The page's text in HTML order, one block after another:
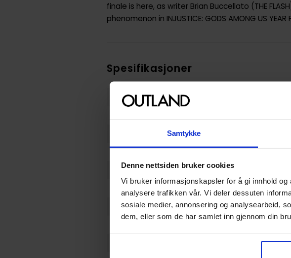
Samtykke
Denne nettsiden bruker cookies
Vi bruker informasjonskapsler for å gi innhold
analysere trafikken vår. Vi deler dessuten
sosiale medier, annonsering og analysearbeid,
dem, eller som de har samlet inn gjennom din
finale is here, as writer Brian Buccellato (THE
phenomenon in INJUSTICE: GODS AMONG US
Spesifikasjoner
Varenummer
Opprinnelsesland :
Format
Serie
Forfattere
Sjanger